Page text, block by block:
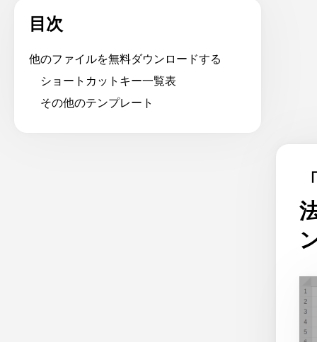
目次
他のファイルを無料ダウンロードする
ショートカットキー一覧表
その他のテンプレート